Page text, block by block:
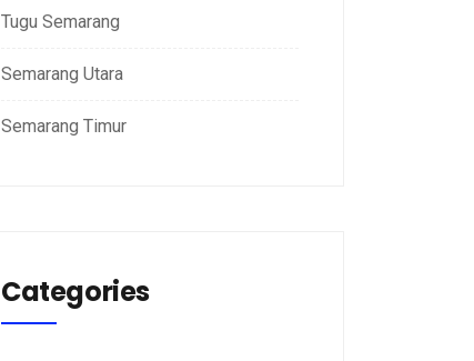
Tugu Semarang
Semarang Utara
Semarang Timur
Categories